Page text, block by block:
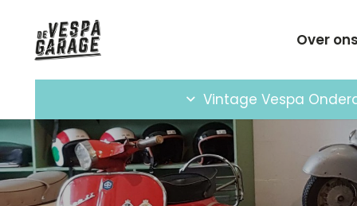
Over
Vintage Vespa